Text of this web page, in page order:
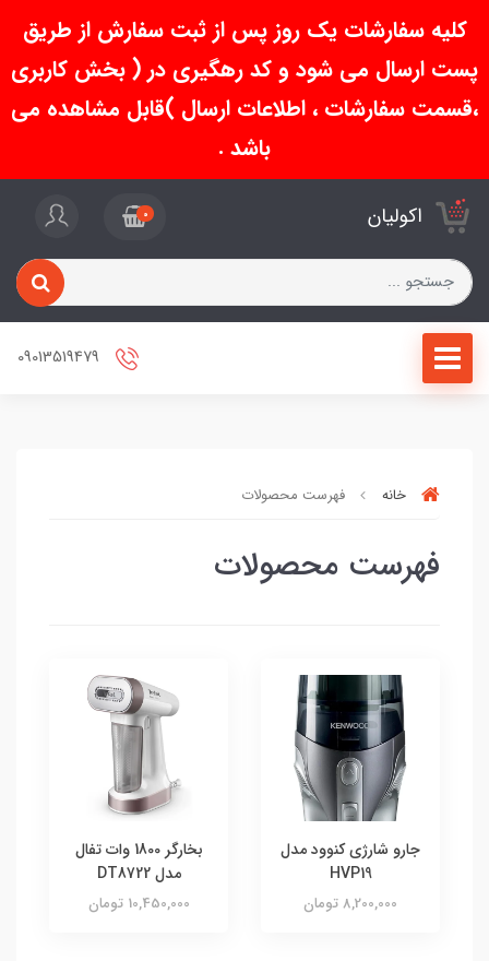
کلیه سفارشات یک روز پس از ثبت سفارش از طریق
پست ارسال می شود و کد رهگیری در ( بخش کاربری
،قسمت سفارشات ، اطلاعات ارسال )قابل مشاهده می
باشد .
اکولیان 0
خانه فهرست محصولات
فهرست محصولات
جارو شارژی کنوود مدل
HVP19
8,200,000 تومان
بخارگر 1800 وات تفال
مدل DT8722
10,450,000 تومان